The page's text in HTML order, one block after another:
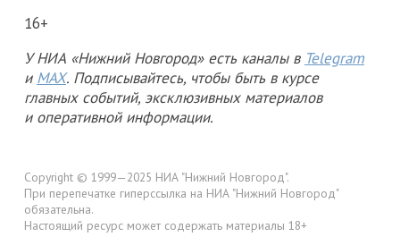
16+
У НИА «Нижний Новгород» есть каналы в Telegram
и MAX. Подписывайтесь, чтобы быть в курсе
главных событий, эксклюзивных материалов
и оперативной информации.
Copyright © 1999—2025 НИА "Нижний Новгород".
При перепечатке гиперссылка на НИА "Нижний Новгород"
обязательна.
Настоящий ресурс может содержать материалы 18+